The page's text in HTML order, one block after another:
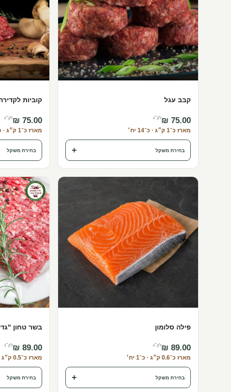
קבב עגל
‏75.00 ‏₪ לק״ג
מארז כ־1 ק״ג · כ־14 יח׳
בחירת משקל +
קוביות
לק״ג
מארז כ־1 ק״ג · כ־10–15 יח׳
בחירת משקל
פילה סלומון
‏89.00 ‏₪ לק״ג
מארז כ־0.6 ק״ג · כ־1 יח׳
בחירת משקל +
בשר טחון
לק״ג
מארז כ־0.5 ק״ג
בחירת משקל